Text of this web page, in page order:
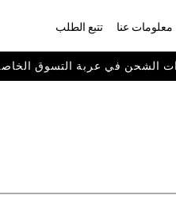
تتبع الطلب معلومات عنا